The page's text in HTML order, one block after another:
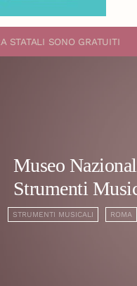
STATALI SONO GRATUITI
Museo
Strumenti
STRUMENTI MUSICALI ROMA